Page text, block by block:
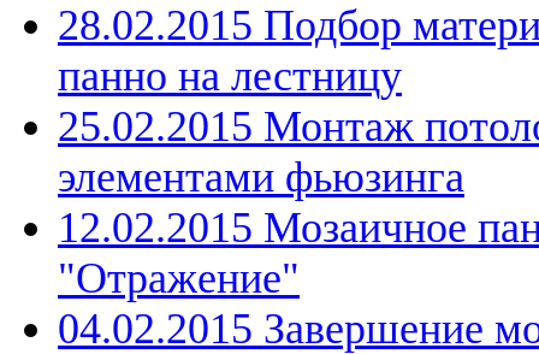
28.02.2015 Подбор
панно на лестницу
25.02.2015 Монтаж
элементами фьюзинга
12.02.2015 Мозаичное
"Отражение"
04.02.2015 Завершение